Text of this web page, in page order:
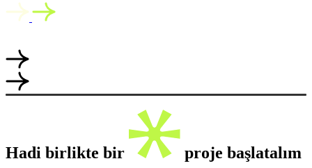
Hadi birlikte bir proje başlatalım